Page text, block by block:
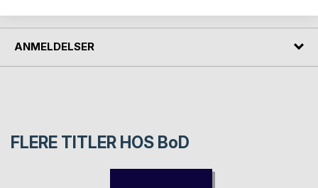
ANMELDELSER
FLERE TITLER HOS BoD